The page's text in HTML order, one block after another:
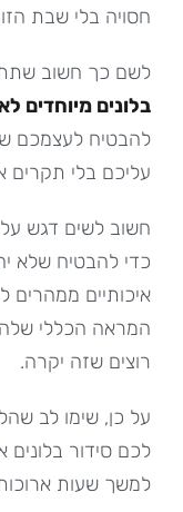
חסויה בלי שבת
לשם כך חשוב
בלונים מיוחדים
להבטיח לעצמכם
עליכם בלי תקרים
חשוב לשים דגש על
כדי להבטיח שלא
איכותיים ממהרים
המראה הכללי
רוצים שזה יקרה.
על כן, שימו לב
לכם סידור בלונים
למשך שעות